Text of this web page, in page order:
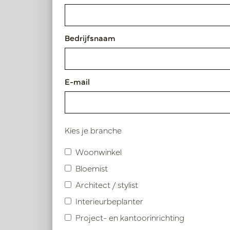
Product specificaties
Vergelijkbare
Bedrijfsnaam
E-mail
Kies je branche
Woonwinkel
Bloemist
Architect / stylist
Interieurbeplanter
Project- en kantoorinrichting